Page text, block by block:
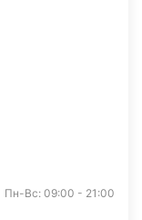
Пн-Вс: 09:00 - 21:00